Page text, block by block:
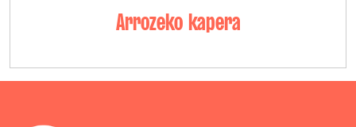
Arrozeko kapera